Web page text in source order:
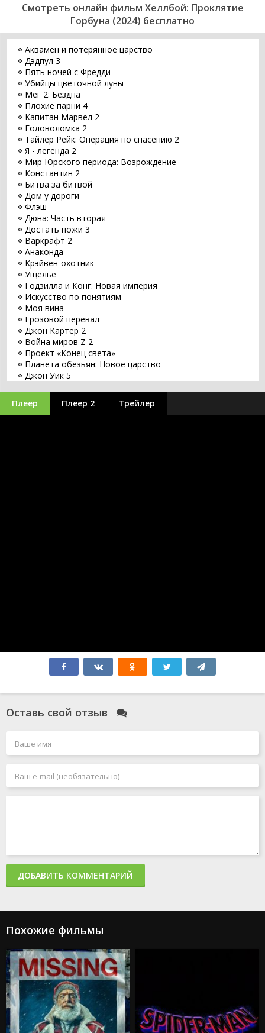
Смотреть онлайн фильм Хеллбой: Проклятие
Горбуна (2024) бесплатно
Аквамен и потерянное царство
Дэдпул 3
Пять ночей с Фредди
Убийцы цветочной луны
Мег 2: Бездна
Плохие парни 4
Капитан Марвел 2
Головоломка 2
Тайлер Рейк: Операция по спасению 2
Я - легенда 2
Мир Юрского периода: Возрождение
Константин 2
Битва за битвой
Дом у дороги
Флэш
Дюна: Часть вторая
Достать ножи 3
Варкрафт 2
Анаконда
Крэйвен-охотник
Ущелье
Годзилла и Конг: Новая империя
Искусство по понятиям
Моя вина
Грозовой перевал
Джон Картер 2
Война миров Z 2
Проект «Конец света»
Планета обезьян: Новое царство
Джон Уик 5
Оставь мир позади
Всё закончится на нас
Моя вина: Лондон
Голый пистолет
1
Джокер 2: Безумие на двоих
Человек-паук: Паутина вселенных
Акулы в Париже
Каскадёры
Стражи Галактики. Часть 3
Ловушка
Подземелья и драконы: Честь среди воров
Каратэ-пацан: Легенды
Трансформеры: Восхождение Звероботов
Из моего окна 2: За морями
Моана 2
Веном: Последний танец
Изгоняющий дьявола: Верующий
Особо опасный пассажир
Супер Майк: Последний танец
Крушение
Плеер Плеер 2 Трейлер
Оставь свой отзыв
ДОБАВИТЬ КОММЕНТАРИЙ
Похожие фильмы